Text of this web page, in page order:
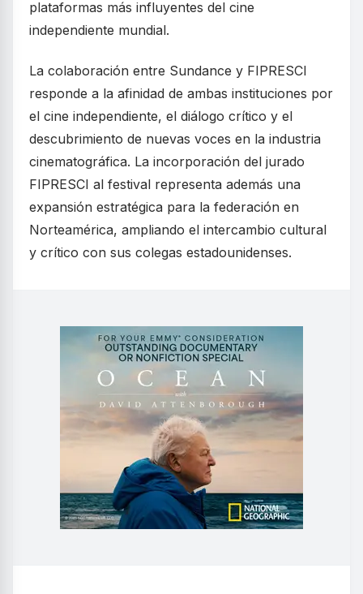
plataformas más influyentes del cine
independiente mundial.
La colaboración entre Sundance y FIPRESCI
responde a la afinidad de ambas instituciones por
el cine independiente, el diálogo crítico y el
descubrimiento de nuevas voces en la industria
cinematográfica. La incorporación del jurado
FIPRESCI al festival representa además una
expansión estratégica para la federación en
Norteamérica, ampliando el intercambio cultural
y crítico con sus colegas estadounidenses.